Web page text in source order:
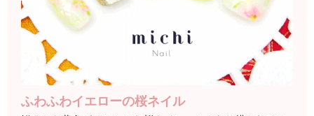
ふわふわイエローの桜ネイル